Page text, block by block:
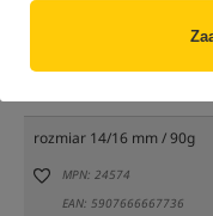
(część opcji mogła
rozmiar 14/16 mm / 90g
MPN: 24574
EAN: 5907666667736